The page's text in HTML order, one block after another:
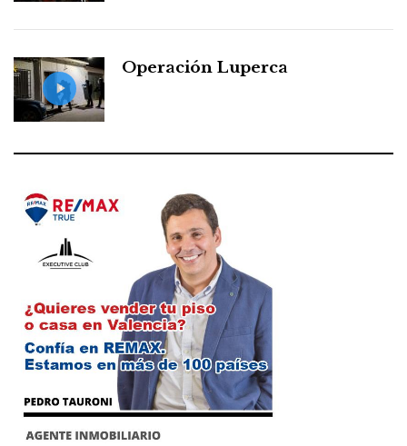
Operación Luperca